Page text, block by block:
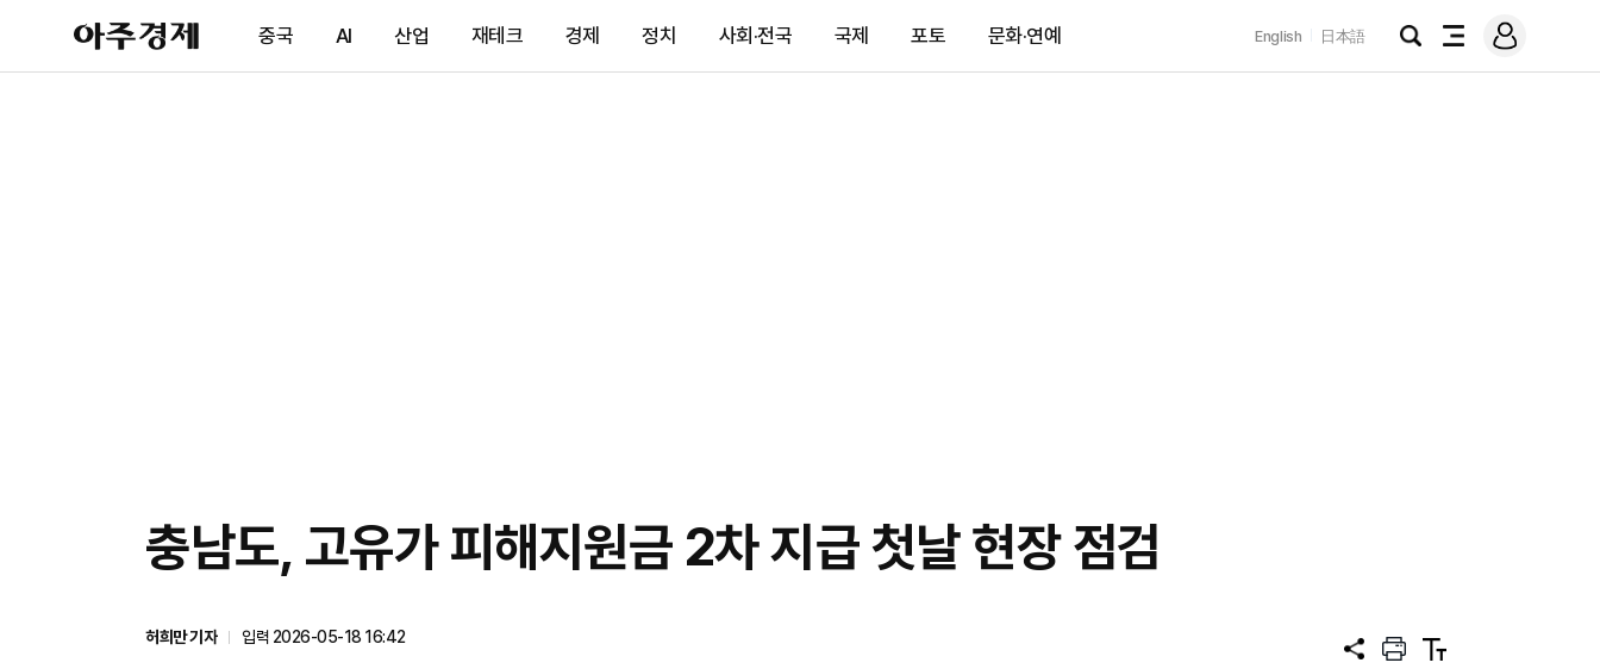
아
주
제
중국 AI 산업 재테크 경제 정치 사회·전국 국제 포토 문화·연예 English 日本語
검
전
메
그
충남도, 고유가 피해지원금 2차 지급 첫날 현장 점검
허희만 기자
입력 2026-05-18 16:42
공
프
텍